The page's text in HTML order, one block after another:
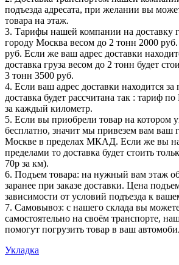
подъезда адресата, при желании вы
товара на этаж.
3. Тарифы нашей компании на доставку
городу Москва весом до 2 тонн 2000
руб. Если же ваш адрес доставки
доставка груза весом до 2 тонн будет
3 тонн 3500 руб.
4. Если ваш адрес доставки находится
доставка будет рассчитана так : тариф
за каждый километр.
5. Если вы приобрели товар на котором
бесплатно, значит мы привезем вам ваш
Москве в пределах МКАД. Если же вы
пределами то доставка будет стоить
70р за км).
6. Подъем товара: на нужный вам этаж
заранее при заказе доставки. Цена
зависимости от условий подъезда к
7. Самовывоз: с нашего склада вы можете
самостоятельно на своём транспорте,
помогут погрузить товар в ваш
Укладка